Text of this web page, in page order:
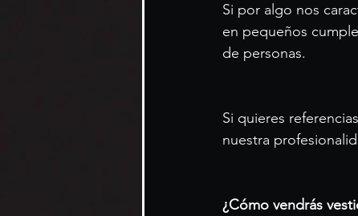
Si por algo nos
en pequeños
de personas.
Si quieres
nuestra
¿Cómo vendrás